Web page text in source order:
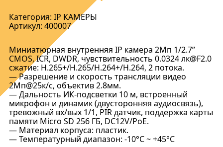
Категория: IP КАМЕРЫ
Артикул: 400007
Миниатюрная внутренняя IP камера 2Мп 1/2.7”
CMOS, ICR, DWDR, чувствительность 0.0324 лк@F2.0
сжатие: H.265+/H.265/H.264+/H.264, 2 потока.
— Разрешение и скорость трансляции видео
2Мп@25к/с, объектив 2.8мм.
— Дальность ИК-подсветки 10 м, встроенный
микрофон и динамик (двусторонняя аудиосвязь),
тревожный вх/вых 1/1, PIR датчик, поддержка карты
памяти Micro SD 256 ГБ, DC12V/PoE.
— Материал корпуса: пластик.
— Температурный диапазон: -10°C ~ +45°C